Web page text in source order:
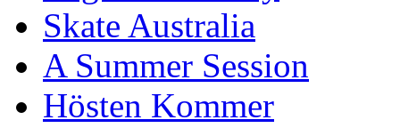
Skate Australia
A Summer Session
Hösten Kommer